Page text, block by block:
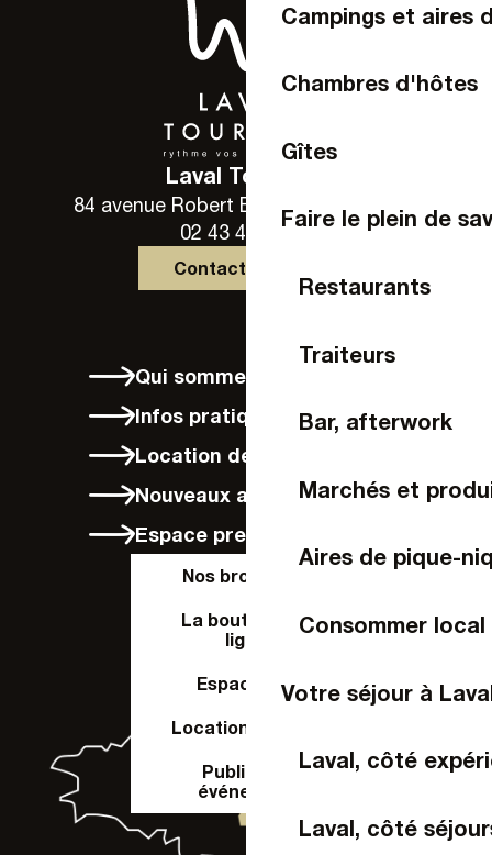
Campings et aires
Chambres d'hôtes
Gîtes
Faire le plein de
Restaurants
Traiteurs
Bar, afterwork
Marchés et
Aires de pique-
Consommer local
Votre séjour à
Laval, côté
Laval, côté
Laval Tourisme
84 avenue Robert Buron - 53000 Laval
02 43 49 46 46
Contactez-nous
Qui sommes-nous ?
Infos pratiques
Location de vélos à Laval
Nouveaux arrivants
Espace presse
Nos brochures
La boutique en
ligne
Espace Pro
Location de salle
Publier un
événement